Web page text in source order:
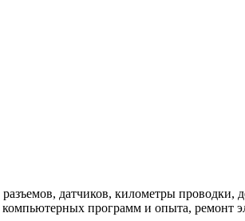
датчиков, километры
компьютерных программ и опыта, ремонт